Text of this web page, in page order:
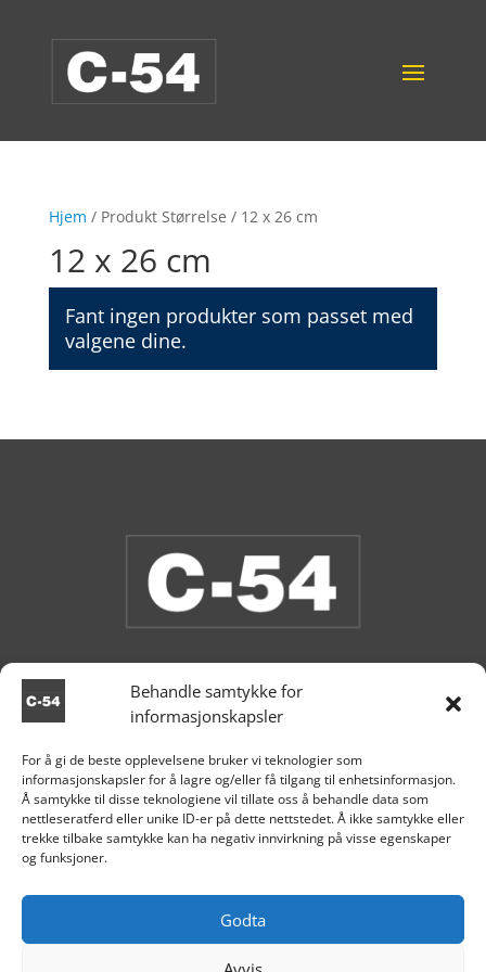
Behandle samtykke for
informasjonskapsler
For å gi de beste opplevelsene bruker vi teknologier som
informasjonskapsler for å lagre og/eller få tilgang til enhetsinformasjon.
Å samtykke til disse teknologiene vil tillate oss å behandle data som
nettleseratferd eller unike ID-er på dette nettstedet. Å ikke samtykke eller
trekke tilbake samtykke kan ha negativ innvirkning på visse egenskaper
og funksjoner.
Godta
Hjem / Produkt Størrelse / 12 x 26 cm
12 x 26 cm
Fant ingen produkter som passet med
valgene dine.

Aksdal

+47 995 81 519
 post@c54.no
Org nr. 915 859 313